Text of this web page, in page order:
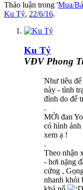
Thảo luận trong 'Mua/
Ku Tý, 22/6/16.
Ku Tý
VĐV Phong
Như tiêu để
này - tình
đỉnh do để
.
MỚi đan
có hình
xem ạ !
.
Theo nhận
- hơi nặng
cứng ,
nhanh khỏi